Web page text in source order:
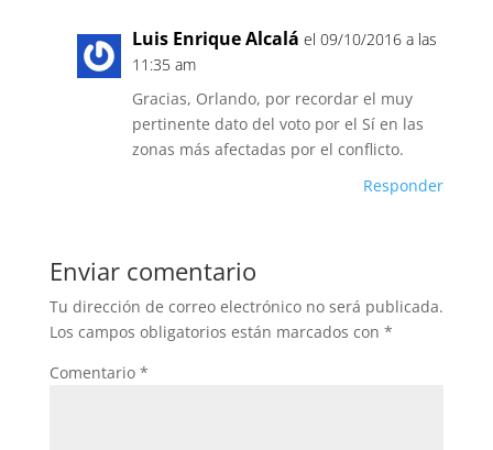
Luis Enrique Alcalá el 09/10/2016 a las
11:35 am
Gracias, Orlando, por recordar el muy
pertinente dato del voto por el Sí en las
zonas más afectadas por el conflicto.
Responder
Enviar comentario
Tu dirección de correo electrónico no será publicada.
Los campos obligatorios están marcados con *
Comentario *